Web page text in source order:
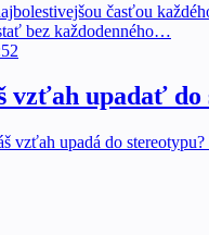
časťou
bez každodenného…
vzťah upadať do
vzťah upadá do